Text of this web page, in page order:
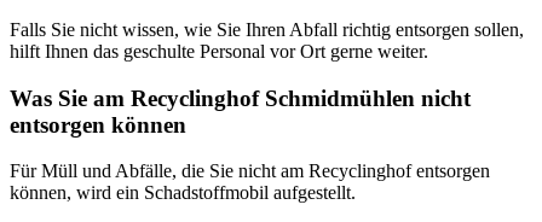
Falls Sie nicht wissen, wie Sie Ihren Abfall richtig entsorgen sollen,
hilft Ihnen das geschulte Personal vor Ort gerne weiter.
Was Sie am Recyclinghof Schmidmühlen nicht
entsorgen können
Für Müll und Abfälle, die Sie nicht am Recyclinghof entsorgen
können, wird ein Schadstoffmobil aufgestellt.